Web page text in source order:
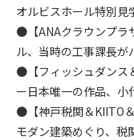
オルビスホール特別見
●【ANAクラウンプラ
ル、当時の工事課長が
●【フィッシュダンス
ー日本唯一の作品、小
●【神戸税関＆KIITO
モダン建築めぐり、税